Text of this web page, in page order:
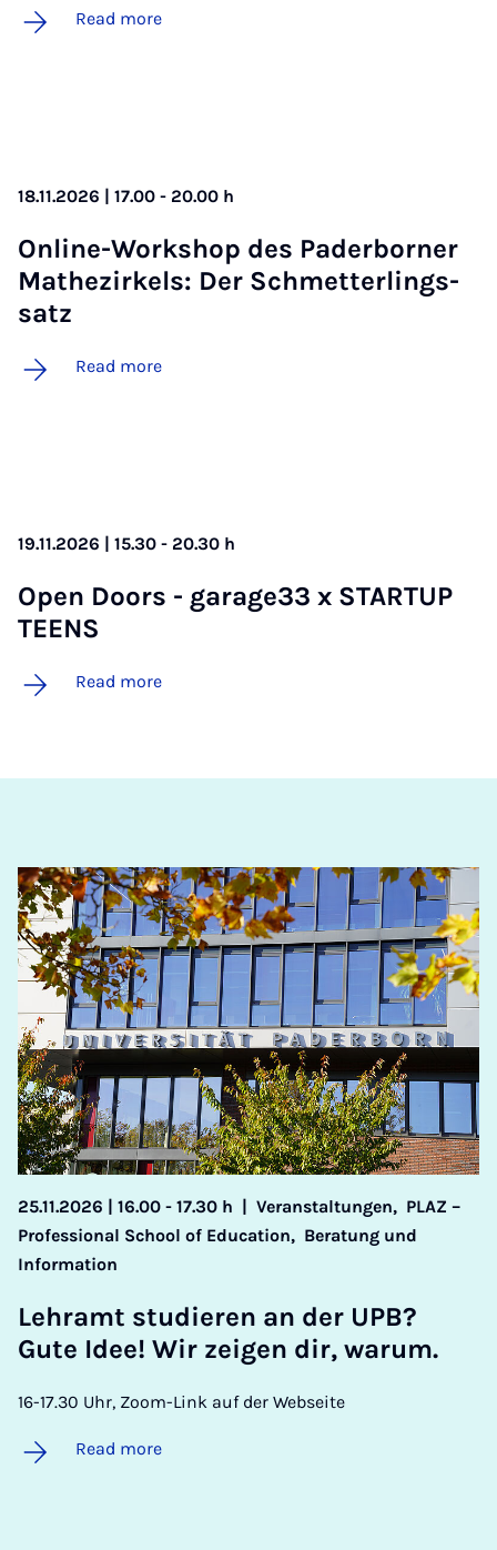
Read more
18.11.2026 | 17.00 - 20.00 h
On­line-Work­shop des Pader­borner
Math­ezirkels: Der Schmet­ter­lings­
satz
Read more
19.11.2026 | 15.30 - 20.30 h
Open Doors - gar­age33 x STAR­TUP
TEENS
Read more
25.11.2026 | 16.00 - 17.30 h | Veranstaltungen, PLAZ –
Professional School of Education, Beratung und
Information
Lehramt stud­ier­en an der UPB?
Gute Idee! Wir zei­gen dir, war­um.
16-17.30 Uhr, Zoom-Link auf der Webseite
Read more